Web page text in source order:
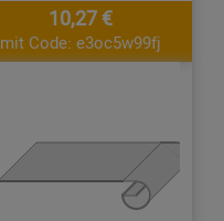
10,27 €
mit Code: e3oc5w99fj